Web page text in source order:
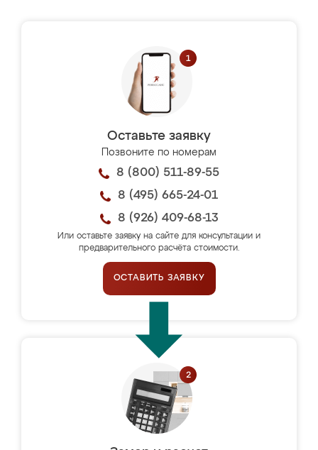
Оставьте заявку
Позвоните по номерам
8 (800) 511-89-55
8 (495) 665-24-01
8 (926) 409-68-13
Или оставьте заявку на сайте для консультации и
предварительного расчёта стоимости.
ОСТАВИТЬ ЗАЯВКУ